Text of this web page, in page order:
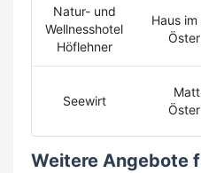
Natur- und
Wellnesshotel
Höflehner
Haus im
Seewirt
Weitere Angebote